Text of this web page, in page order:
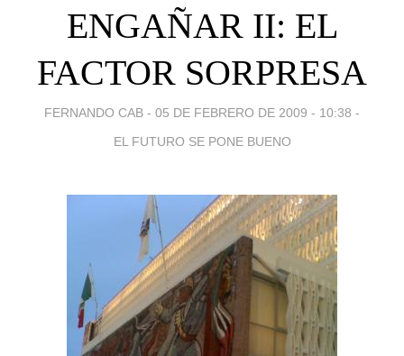
ENGAÑAR II: EL
FACTOR SORPRESA
FERNANDO CAB - 05 DE FEBRERO DE 2009 - 10:38 -
EL FUTURO SE PONE BUENO